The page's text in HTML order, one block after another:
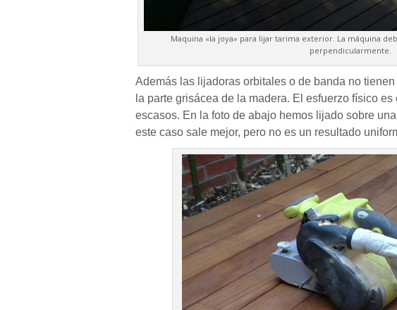
Maquina «la joya» para lijar tarima exterior. La máquina
perpendicularmente.
Además las lijadoras orbitales o de banda no
la parte grisácea de la madera. El esfuerzo físico
escasos. En la foto de abajo hemos lijado sobre
este caso sale mejor, pero no es un resultado